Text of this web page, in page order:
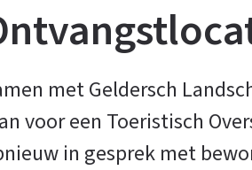
met Geldersch
voor een Toeristisch
in gesprek met